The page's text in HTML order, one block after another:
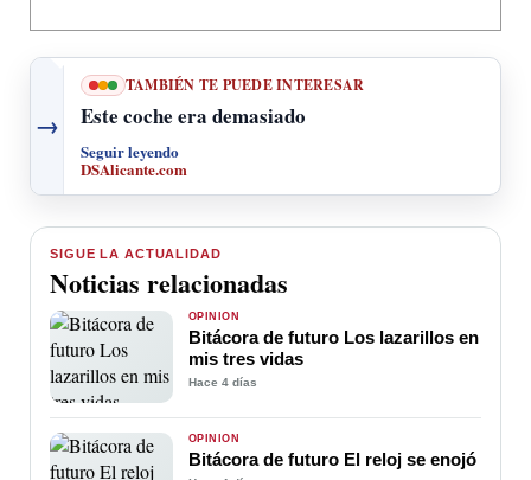
→
TAMBIÉN TE PUEDE INTERESAR
Este coche era demasiado
Seguir leyendo
DSAlicante.com
SIGUE LA ACTUALIDAD
Noticias relacionadas
OPINIÓN
Bitácora de futuro Los lazarillos en
mis tres vidas
Hace 4 días
OPINIÓN
Bitácora de futuro El reloj se enojó